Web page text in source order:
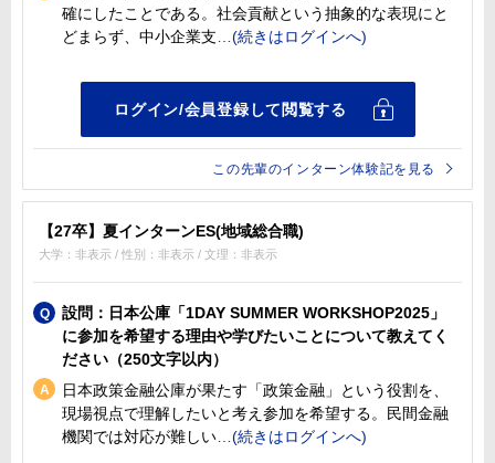
確にしたことである。社会貢献という抽象的な表現にと
どまらず、中小企業支
この先輩のインターン体験記を見る
【27卒】夏インターンES(地域総合職)
大学：非表示 / 性別：非表示 / 文理：非表示
設問：日本公庫「1DAY SUMMER WORKSHOP2025」
に参加を希望する理由や学びたいことについて教えてく
ださい（250文字以内）
日本政策金融公庫が果たす「政策金融」という役割を、
現場視点で理解したいと考え参加を希望する。民間金融
機関では対応が難しい